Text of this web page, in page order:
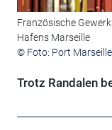
Französische
Hafens Marseille
© Foto: Port Marseille
Trotz Randalen